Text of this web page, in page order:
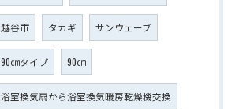
越谷市 タカギ サンウェーブ
90㎝タイプ 90㎝
浴室換気扇から浴室換気暖房乾燥機交換